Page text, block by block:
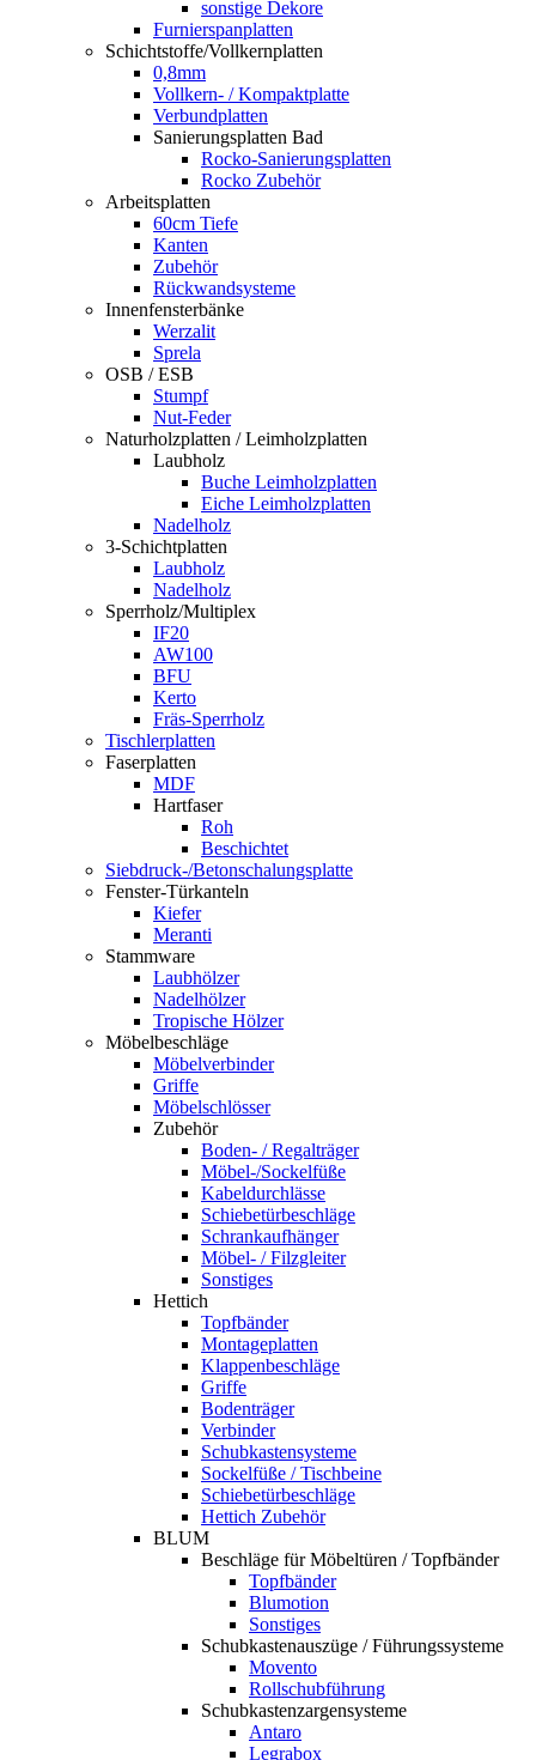
sonstige Dekore
Furnierspanplatten
Schichtstoffe/Vollkernplatten
0,8mm
Vollkern- / Kompaktplatte
Verbundplatten
Sanierungsplatten Bad
Rocko-Sanierungsplatten
Rocko Zubehör
Arbeitsplatten
60cm Tiefe
Kanten
Zubehör
Rückwandsysteme
Innenfensterbänke
Werzalit
Sprela
OSB / ESB
Stumpf
Nut-Feder
Naturholzplatten / Leimholzplatten
Laubholz
Buche Leimholzplatten
Eiche Leimholzplatten
Nadelholz
3-Schichtplatten
Laubholz
Nadelholz
Sperrholz/Multiplex
IF20
AW100
BFU
Kerto
Fräs-Sperrholz
Tischlerplatten
Faserplatten
MDF
Hartfaser
Roh
Beschichtet
Siebdruck-/Betonschalungsplatte
Fenster-Türkanteln
Kiefer
Meranti
Stammware
Laubhölzer
Nadelhölzer
Tropische Hölzer
Möbelbeschläge
Möbelverbinder
Griffe
Möbelschlösser
Zubehör
Boden- / Regalträger
Möbel-/Sockelfüße
Kabeldurchlässe
Schiebetürbeschläge
Schrankaufhänger
Möbel- / Filzgleiter
Sonstiges
Hettich
Topfbänder
Montageplatten
Klappenbeschläge
Griffe
Bodenträger
Verbinder
Schubkastensysteme
Sockelfüße / Tischbeine
Schiebetürbeschläge
Hettich Zubehör
BLUM
Beschläge für Möbeltüren / Topfbänder
Topfbänder
Blumotion
Sonstiges
Schubkastenauszüge / Führungssysteme
Movento
Rollschubführung
Schubkastenzargensysteme
Antaro
Legrabox